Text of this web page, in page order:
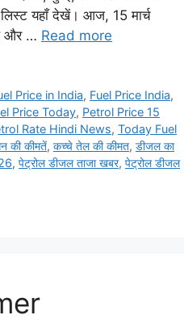
यहाँ देखें। आज, 15 मार्च
और … Read more
Price in India, Fuel Price India,
Price Today, Petrol Price 15
Rate Hindi News, Today Fuel
की कीमतें, कच्चे तेल की कीमत, डीजल का
, पेट्रोल डीजल ताजा खबर, पेट्रोल डीजल